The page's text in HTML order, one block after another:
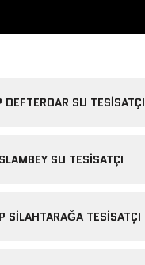
DEFTERDAR SU TESISATÇI
SU TESISATÇI
SILAHTARAĞA TESISATÇI